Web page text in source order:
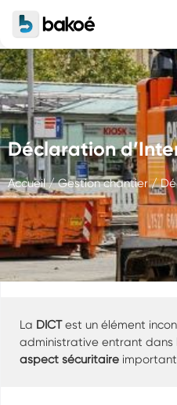
Déclaration
Accueil/Gestion chantier/
La DICTest un élément
administrative entrant
aspect sécuritaire